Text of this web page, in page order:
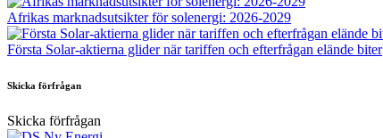
Afrikas marknadsutsikter för solenergi: 2026-2029
Första Solar-aktierna glider när tariffen och efterfrågan elände biter
Skicka förfrågan
Skicka förfrågan